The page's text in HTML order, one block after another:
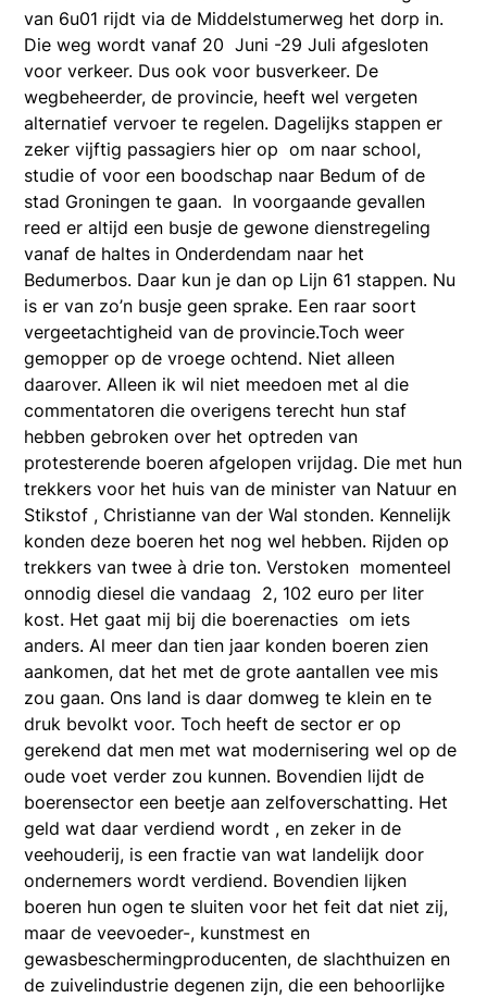
van 6u01 rijdt via de Middelstumerweg het dorp in.
Die weg wordt vanaf 20 Juni -29 Juli afgesloten
voor verkeer. Dus ook voor busverkeer. De
wegbeheerder, de provincie, heeft wel vergeten
alternatief vervoer te regelen. Dagelijks stappen er
zeker vijftig passagiers hier op om naar school,
studie of voor een boodschap naar Bedum of de
stad Groningen te gaan. In voorgaande gevallen
reed er altijd een busje de gewone dienstregeling
vanaf de haltes in Onderdendam naar het
Bedumerbos. Daar kun je dan op Lijn 61 stappen. Nu
is er van zo’n busje geen sprake. Een raar soort
vergeetachtigheid van de provincie.Toch weer
gemopper op de vroege ochtend. Niet alleen
daarover. Alleen ik wil niet meedoen met al die
commentatoren die overigens terecht hun staf
hebben gebroken over het optreden van
protesterende boeren afgelopen vrijdag. Die met hun
trekkers voor het huis van de minister van Natuur en
Stikstof , Christianne van der Wal stonden. Kennelijk
konden deze boeren het nog wel hebben. Rijden op
trekkers van twee à drie ton. Verstoken momenteel
onnodig diesel die vandaag 2, 102 euro per liter
kost. Het gaat mij bij die boerenacties om iets
anders. Al meer dan tien jaar konden boeren zien
aankomen, dat het met de grote aantallen vee mis
zou gaan. Ons land is daar domweg te klein en te
druk bevolkt voor. Toch heeft de sector er op
gerekend dat men met wat modernisering wel op de
oude voet verder zou kunnen. Bovendien lijdt de
boerensector een beetje aan zelfoverschatting. Het
geld wat daar verdiend wordt , en zeker in de
veehouderij, is een fractie van wat landelijk door
ondernemers wordt verdiend. Bovendien lijken
boeren hun ogen te sluiten voor het feit dat niet zij,
maar de veevoeder-, kunstmest en
gewasbeschermingproducenten, de slachthuizen en
de zuivelindustrie degenen zijn, die een behoorlijke